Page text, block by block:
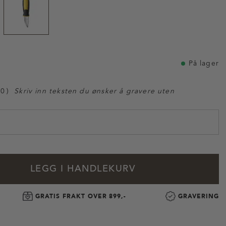
På lager
Skriv inn teksten du ønsker å gravere uten
LEGG I HANDLEKURV
GRATIS FRAKT OVER 899,- GRAVERING